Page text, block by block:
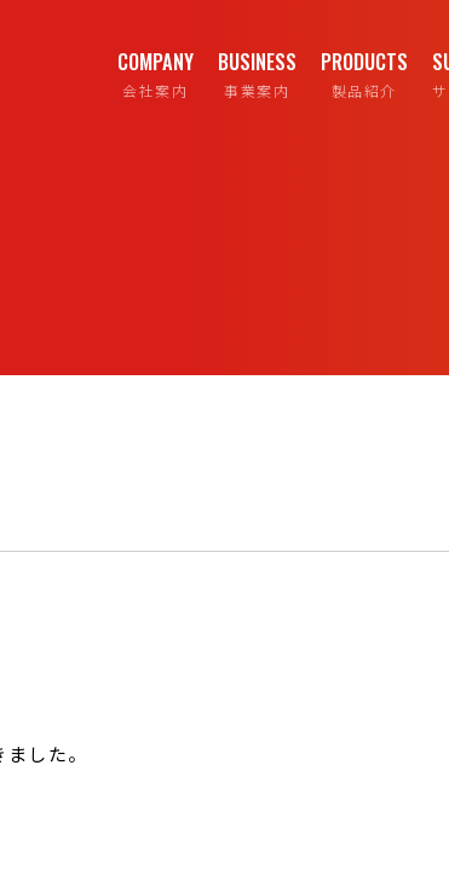
COMPANY
会社案内
BUSINESS
事業案内
PRODUCTS
製品紹介
した。